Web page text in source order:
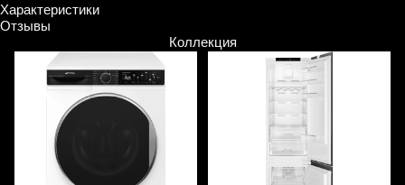
Характеристики
Отзывы
Коллекция